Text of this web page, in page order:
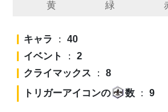
キャラ ： 40
イベント
： 2
クライマックス ： 8
トリガーアイコンの
数 ： 9